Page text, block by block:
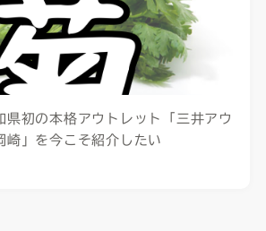
県初の本格アウトレット「三井アウ
崎」を今こそ紹介したい